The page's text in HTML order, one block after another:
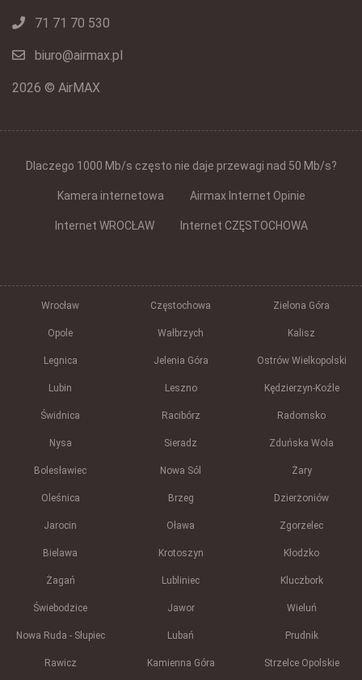
71 71 70 530
biuro@airmax.pl
2026 © AirMAX
Dlaczego 1000 Mb/s często nie daje przewagi nad 50 Mb/s?
Kamera internetowa Airmax Internet Opinie
Internet WROCŁAW Internet CZĘSTOCHOWA
Wrocław Częstochowa Zielona Góra
Opole Wałbrzych Kalisz
Legnica Jelenia Góra Ostrów Wielkopolski
Lubin Leszno Kędzierzyn-Koźle
Świdnica Racibórz Radomsko
Nysa Sieradz Zduńska Wola
Bolesławiec Nowa Sól Żary
Oleśnica Brzeg Dzierżoniów
Jarocin Oława Zgorzelec
Bielawa Krotoszyn Kłodzko
Żagań Lubliniec Kluczbork
Świebodzice Jawor Wieluń
Nowa Ruda - Słupiec Lubań Prudnik
Rawicz Kamienna Góra Strzelce Opolskie